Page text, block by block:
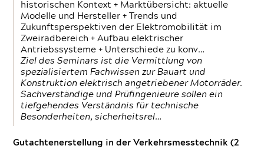
historischen Kontext + Marktübersicht: aktuelle
Modelle und Hersteller + Trends und
Zukunftsperspektiven der Elektromobilität im
Zweiradbereich + Aufbau elektrischer
Antriebssysteme + Unterschiede zu konv…
Ziel des Seminars ist die Vermittlung von
spezialisiertem Fachwissen zur Bauart und
Konstruktion elektrisch angetriebener Motorräder.
Sachverständige und Prüfingenieure sollen ein
tiefgehendes Verständnis für technische
Besonderheiten, sicherheitsrel…
Gutachtenerstellung in der Verkehrsmesstechnik (2